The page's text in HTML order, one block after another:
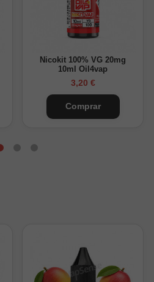
hasta completar el volumen del
nicotina, debes completar con
(20mg/ml) Nicotina final (mg/ml)
0 mg/ml
Nicokit 100% VG 20mg
10ml Oil4vap
3,20 €
Comprar